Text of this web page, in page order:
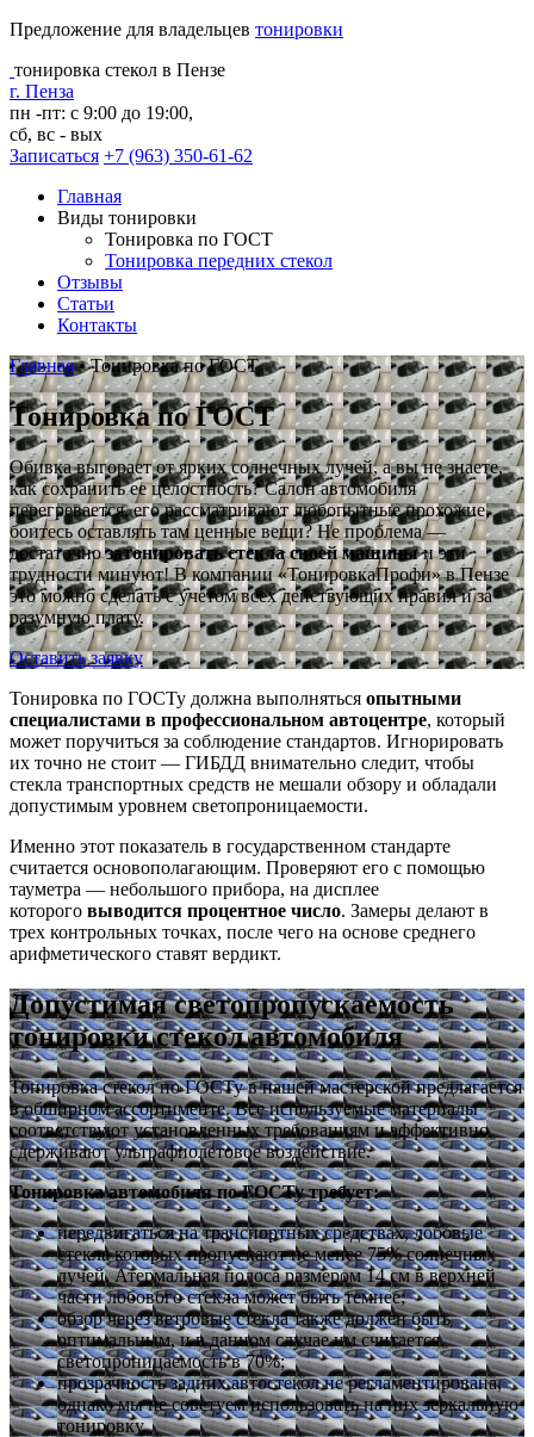
Предложение для владельцев тонировки
тонировка стекол в Пензе
г. Пенза
пн -пт: с 9:00 до 19:00,
сб, вс - вых
Записаться +7 (963) 350-61-62
Главная
Виды тонировки
Тонировка по ГОСТ
Тонировка передних стекол
Отзывы
Статьи
Контакты
Главная•Тонировка по ГОСТ
Тонировка по ГОСТ
Обивка выгорает от ярких солнечных лучей, а вы не знаете,
как сохранить ее целостность? Салон автомобиля
перегревается, его рассматривают любопытные прохожие,
боитесь оставлять там ценные вещи? Не проблема —
достаточнозатонировать стекла своей машиныи эти
трудности минуют! В компании «ТонировкаПрофи» в Пензе
это можно сделать с учетом всех действующих правил и за
разумную плату.
Оставить заявку
Тонировка по ГОСТу должна выполняться опытными
специалистами в профессиональном автоцентре, который
может поручиться за соблюдение стандартов. Игнорировать
их точно не стоит — ГИБДД внимательно следит, чтобы
стекла транспортных средств не мешали обзору и обладали
допустимым уровнем светопроницаемости.
Именно этот показатель в государственном стандарте
считается основополагающим. Проверяют его с помощью
тауметра — небольшого прибора, на дисплее
которого выводится процентное число. Замеры делают в
трех контрольных точках, после чего на основе среднего
арифметического ставят вердикт.
Допустимая светопропускаемость
тонировки стекол автомобиля
Тонировка стекол по ГОСТу в нашей мастерской предлагается
в обширном ассортименте. Все используемые материалы
соответствуют установленных требованиям и эффективно
сдерживают ультрафиолетовое воздействие.
Тонировка автомобиля по ГОСТу требует:
передвигаться на транспортных средствах, лобовые
стекла которых пропускают не менее 75% солнечных
лучей. Атермальная полоса размером 14 см в верхней
части лобового стекла может быть темнее;
обзор через ветровые стекла также должен быть
оптимальным, и в данном случае им считается
светопроницаемость в 70%;
прозрачность задних автостекол не регламентирована,
однако мы не советуем использовать на них зеркальную
тонировку.